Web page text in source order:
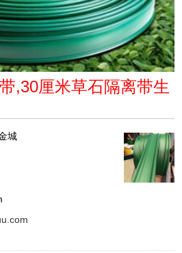
,30厘米草石隔离带生
城